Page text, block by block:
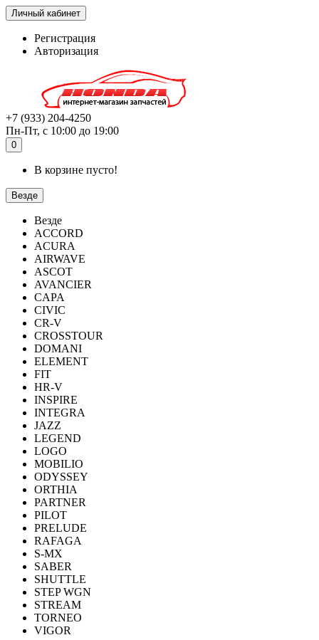
Личный кабинет
Регистрация
Авторизация
+7 (933) 204-4250
Пн-Пт, с 10:00 до 19:00
0
В корзине пусто!
Везде
Везде
ACCORD
ACURA
AIRWAVE
ASCOT
AVANCIER
CAPA
CIVIC
CR-V
CROSSTOUR
DOMANI
ELEMENT
FIT
HR-V
INSPIRE
INTEGRA
JAZZ
LEGEND
LOGO
MOBILIO
ODYSSEY
ORTHIA
PARTNER
PILOT
PRELUDE
RAFAGA
S-MX
SABER
SHUTTLE
STEP WGN
STREAM
TORNEO
VIGOR